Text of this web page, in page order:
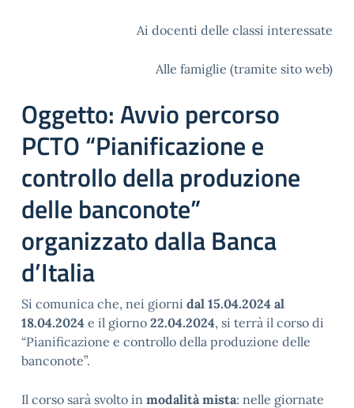
Ai docenti delle classi interessate
Alle famiglie (tramite sito web)
Oggetto: Avvio percorso
PCTO “Pianificazione e
controllo della produzione
delle banconote”
organizzato dalla Banca
d’Italia
Si comunica che, nei giorni dal 15.04.2024 al
18.04.2024 e il giorno 22.04.2024, si terrà il corso di
“Pianificazione e controllo della produzione delle
banconote”.
Il corso sarà svolto in modalità mista: nelle giornate